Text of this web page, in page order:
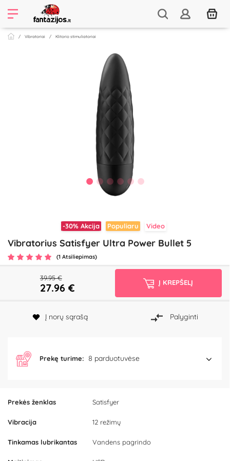
Vibratoriai Klitorio stimuliatoriai
-30% Akcija Populiaru Video
Vibratorius Satisfyer Ultra Power Bullet 5
(1 Atsiliepimas)
Prekės ženklas Satisfyer
Vibracija 12 režimų
Tinkamas lubrikantas Vandens pagrindo
39.95 €
27.96€ Į KREPŠELĮ
Į norų sąrašą Palyginti
Prekę turime: 8 parduotuvėse